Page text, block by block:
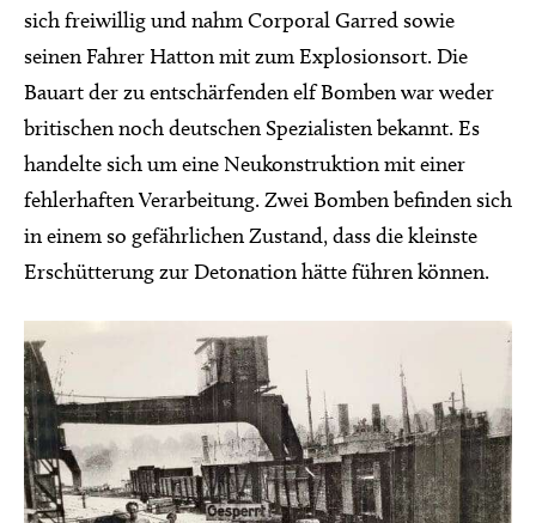
sich freiwillig und nahm Corporal Garred sowie
seinen Fahrer Hatton mit zum Explosionsort. Die
Bauart der zu entschärfenden elf Bomben war weder
britischen noch deutschen Spezialisten bekannt. Es
handelte sich um eine Neukonstruktion mit einer
fehlerhaften Verarbeitung. Zwei Bomben befinden sich
in einem so gefährlichen Zustand, dass die kleinste
Erschütterung zur Detonation hätte führen können.